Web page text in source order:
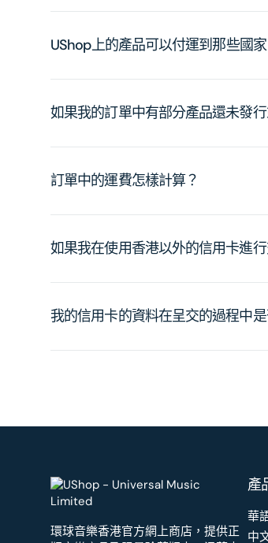
UShop上的產品可以付運到那些國
如果我的訂單中有部分產品還未發
訂單中的運費怎樣計算？
如果我在使用香港以外的信用卡進
我的信用卡的資料在呈交的過程中
環球音樂香港官方網上商店，提供正
產
華
中